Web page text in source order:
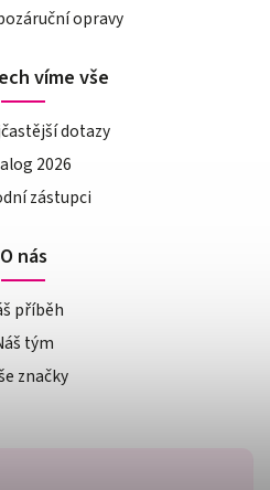
opravy
víme vše
dotazy
2026
zástupci
O nás
příběh
tým
značky